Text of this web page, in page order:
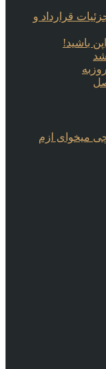
قرارداد و
باشید!
میخوای ازم